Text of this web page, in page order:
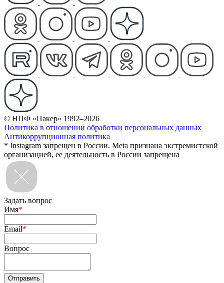
© НПФ «Пакер» 1992–2026
Политика в отношении обработки персональных данных
Антикоррупционная политика
* Instagram запрещен в России. Meta признана экстремистской
организацией, ее деятельность в России запрещена
Задать вопрос
Имя*
Email*
Вопрос